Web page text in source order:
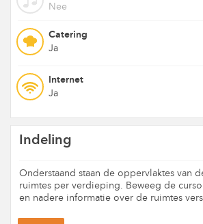
Nee
Catering
Ja
Internet
Ja
Indeling
Onderstaand staan de oppervlaktes van
ruimtes per verdieping. Beweeg de
en nadere informatie over de ruimtes